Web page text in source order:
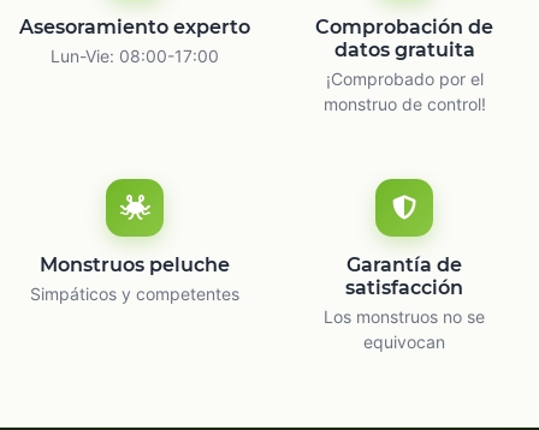
Asesoramiento experto
Lun-Vie: 08:00-17:00
Comprobación de
datos gratuita
¡Comprobado por el
monstruo de control!
Monstruos peluche
Simpáticos y competentes
Garantía de
satisfacción
Los monstruos no se
equivocan